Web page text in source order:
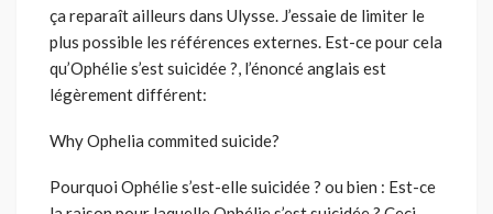
ça reparaît ailleurs dans Ulysse. J’essaie de limiter le
plus possible les références externes. Est-ce pour cela
qu’Ophélie s’est suicidée ?, l’énoncé anglais est
légèrement différent:
Why Ophelia commited suicide?
Pourquoi Ophélie s’est-elle suicidée ? ou bien : Est-ce